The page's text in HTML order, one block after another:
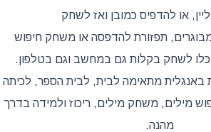
או להדפיס כמובן ואז לשחק
תפזורת להדפסה או משחק חיפוש
לשחק בקלות גם במחשב וגם בטלפון.
באנגלית מתאימה לבית, לבית הספר, לכיתה
מילים, משחק מילים, ריכוז ולמידה בדרך
מהנה.